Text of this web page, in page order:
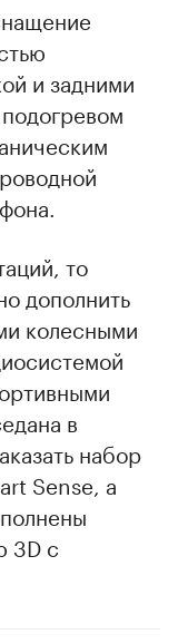
и задними
то
дополнить
колесными
в
набор
Sense, а
3D с